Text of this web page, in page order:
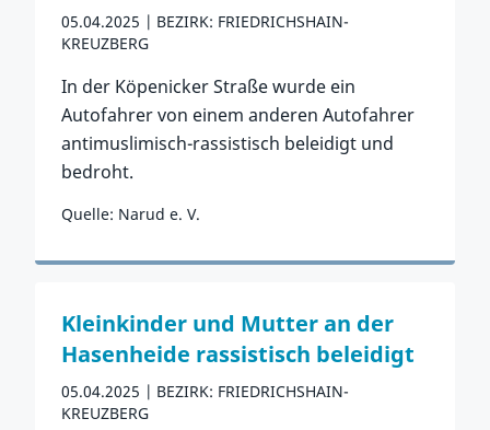
05.04.2025
BEZIRK: FRIEDRICHSHAIN-
KREUZBERG
In der Köpenicker Straße wurde ein
Autofahrer von einem anderen Autofahrer
antimuslimisch-rassistisch beleidigt und
bedroht.
Quelle: Narud e. V.
Zum Vorfall
Kleinkinder und Mutter an der
Hasenheide rassistisch beleidigt
05.04.2025
BEZIRK: FRIEDRICHSHAIN-
KREUZBERG